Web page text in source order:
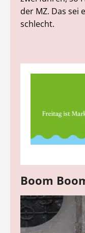
der MZ. Das sei
schlecht.
Boom